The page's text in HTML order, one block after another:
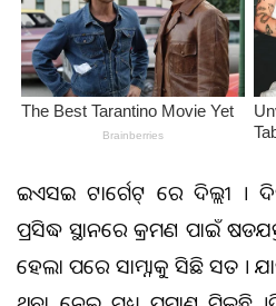
ଆଇଏସଆଇ ଟାର୍ଗେଟ୍ ରେ ଦିଲ୍ଲୀ
ପ୍ରସିଦ୍ଧ ସ୍ଥାନରେ ଆକ୍ରମଣ ପାଇଁ
ହେଲା ପରେ ସାମ୍ନାକୁ ଆସିଛି ସତ ।